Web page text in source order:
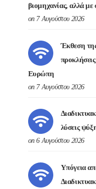
βιομηχανίας, αλλά
on 7 Αυγούστου 2026
Έκθεση
Ευρώπη
on 7 Αυγούστου 2026
λύσεις
on 6 Αυγούστου 2026
Υπόγεια